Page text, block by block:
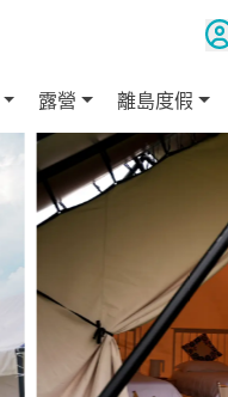
露營 離島度假